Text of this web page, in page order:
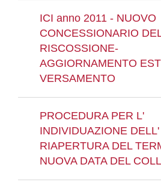
ICI anno 2011 - NUOVO
CONCESSIONARIO
RISCOSSIONE-
AGGIORNAMENTO
VERSAMENTO
PROCEDURA PER L'
INDIVIDUAZIONE
RIAPERTURA DEL
NUOVA DATA DEL